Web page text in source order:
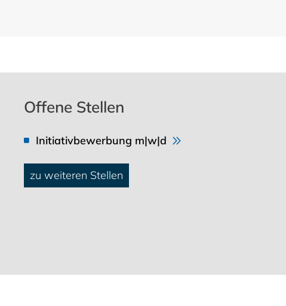
Offene Stellen
Initiativbewerbung m|w|d
zu weiteren Stellen